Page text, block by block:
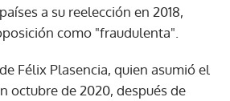
a su reelección en 2018,
como "fraudulenta".
Félix Plasencia, quien asumió el
octubre de 2020, después de